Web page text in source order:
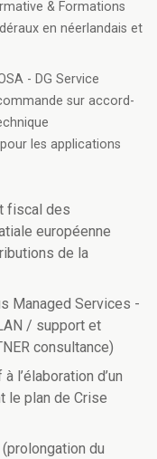
& Formations
en néerlandais et
- DG Service
sur accord-
les applications
fiscal des
européenne
de la
Managed Services -
/ support et
consultance)
l’élaboration d’un
le plan de Crise
du